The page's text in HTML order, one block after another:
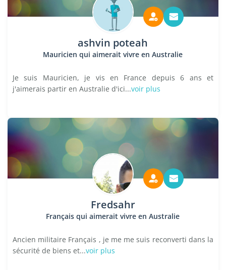
ashvin poteah
Mauricien qui aimerait vivre en Australie
Je suis Mauricien, je vis en France depuis 6 ans et
j'aimerais partir en Australie d'ici...voir plus
Fredsahr
Français qui aimerait vivre en Australie
Ancien militaire Français , je me me suis reconverti dans la
sécurité de biens et...voir plus